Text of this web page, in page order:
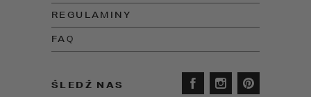
REGULAMINY
FAQ
ŚLEDŹ NAS